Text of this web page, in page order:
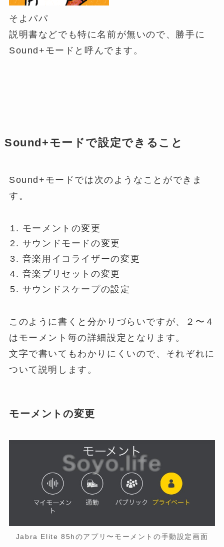
そよパパ
説明書などでも特に名前が無いので、勝手に
Sound+モードと呼んでます。
Sound+モードで設定できること
Sound+モードでは次のようなことができま
す。
モーメントの変更
サウンドモードの変更
音楽用イコライザーの変更
音楽プリセットの変更
サウンドスケープの設定
このように書くと分かりづらいですが、２〜４
はモーメント毎の詳細設定となります。
文字で書いてもわかりにくいので、それぞれに
ついて説明します。
モーメントの変更
Jabra Elite 85hのアプリ〜モーメントの手動設定画面